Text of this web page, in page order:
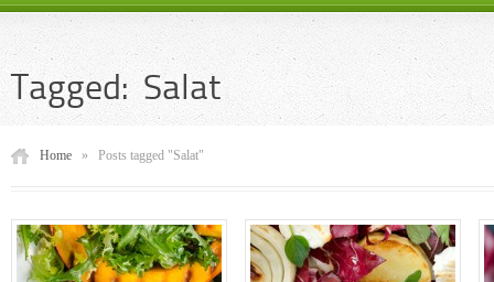
Tagged: Salat
Home » Posts tagged "Salat"